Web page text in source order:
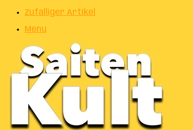
Zufälliger Artikel
Menu